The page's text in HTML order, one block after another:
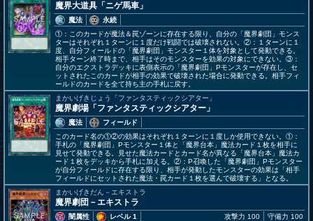
魔界大道具「ニゲ馬車」
魔法
永続
①：このカードが魔法＆罠ゾーンに存在する限り、自分の「魔界劇団」モンス
ターはそれぞれ１ターンに１度だけ戦闘では破壊されない。②：１ターンに１
度、自分フィールドの「魔界劇団」モンスター１体を対象として発動できる。
相手ターン終了時まで、相手はそのモンスターを効果の対象にできない。③：
自分のエクストラデッキに表側表示の「魔界劇団」Pモンスターが存在し、セ
ットされたこのカードが相手の効果で破壊された場合に発動できる。相手フィ
ールドのカードを全て持ち主の手札に戻す。
まかいげきじょう「ファンタスティックシアター」
魔界劇場「ファンタスティックシアター」
魔法
フィールド
このカード名の①②の効果はそれぞれ１ターンに１度しか使用できない。①：
手札の「魔界劇団」Pモンスター１体と「魔界台本」魔法カード１枚を相手に
見せて発動できる。見せた魔法カードとカード名が異なる「魔界台本」魔法カ
ード１枚をデッキから手札に加える。②：P召喚した「魔界劇団」Pモンスター
が自分フィールドに存在する限り、相手が発動したモンスターの効果は「相手
フィールドにセットされた魔法・罠カード１枚を選んで破壊する」となる。
まかいげきだん－エキストラ
魔界劇団－エキストラ
闇属性
レベル 1
攻撃力 100 守備力 100